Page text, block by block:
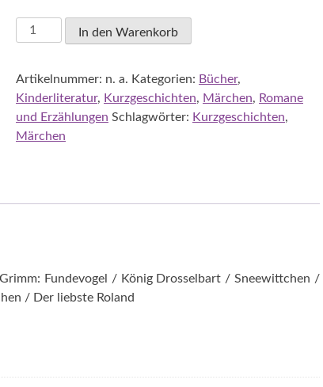
Brüder
Grimm:
Märchen
8
Menge
In den Warenkorb
Artikelnummer: n. a. Kategorien: Bücher,
Kinderliteratur, Kurzgeschichten, Märchen, Romane
und Erzählungen Schlagwörter: Kurzgeschichten,
Märchen
Fundevogel / König Drosselbart / Sneewittchen /
/ Der liebste Roland